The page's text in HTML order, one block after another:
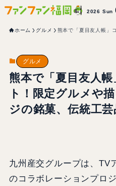
2026 Sun
ホーム グルメ 熊本で「夏目友人帳」
グルメ
熊本で「夏目友人
ト！限定グルメや
ジの銘菓、伝統工
九州産交グループは、TV
のコラボレーションプロ